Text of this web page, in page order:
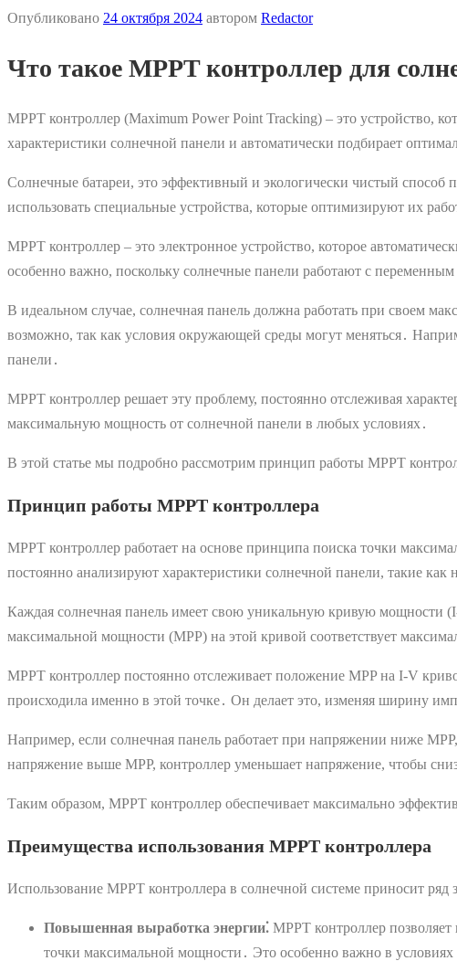
Опубликовано 24 октября 2024 автором Redactor
Что такое MPPT контроллер для
MPPT контроллер (Maximum Power Point Tracking) ‒ это устройство,
характеристики солнечной панели и автоматически подбирает
Солнечные батареи, это эффективный и экологически чистый способ
использовать специальные устройства, которые оптимизируют их
MPPT контроллер ‒ это электронное устройство, которое
особенно важно, поскольку солнечные панели работают с
В идеальном случае, солнечная панель должна работать при своем
возможно, так как условия окружающей среды могут меняться․
панели․
MPPT контроллер решает эту проблему, постоянно отслеживая
максимальную мощность от солнечной панели в любых условиях․
В этой статье мы подробно рассмотрим принцип работы MPPT
Принцип работы MPPT контроллера
MPPT контроллер работает на основе принципа поиска точки
постоянно анализируют характеристики солнечной панели, такие как
Каждая солнечная панель имеет свою уникальную кривую мощности
максимальной мощности (MPP) на этой кривой соответствует
MPPT контроллер постоянно отслеживает положение MPP на I-V
происходила именно в этой точке․ Он делает это, изменяя ширину
Например, если солнечная панель работает при напряжении ниже
напряжение выше MPP, контроллер уменьшает напряжение, чтобы
Таким образом, MPPT контроллер обеспечивает максимально
Преимущества использования MPPT контроллера
Использование MPPT контроллера в солнечной системе приносит
Повышенная выработка энергии⁚ MPPT контроллер
точки максимальной мощности․ Это особенно важно в условиях